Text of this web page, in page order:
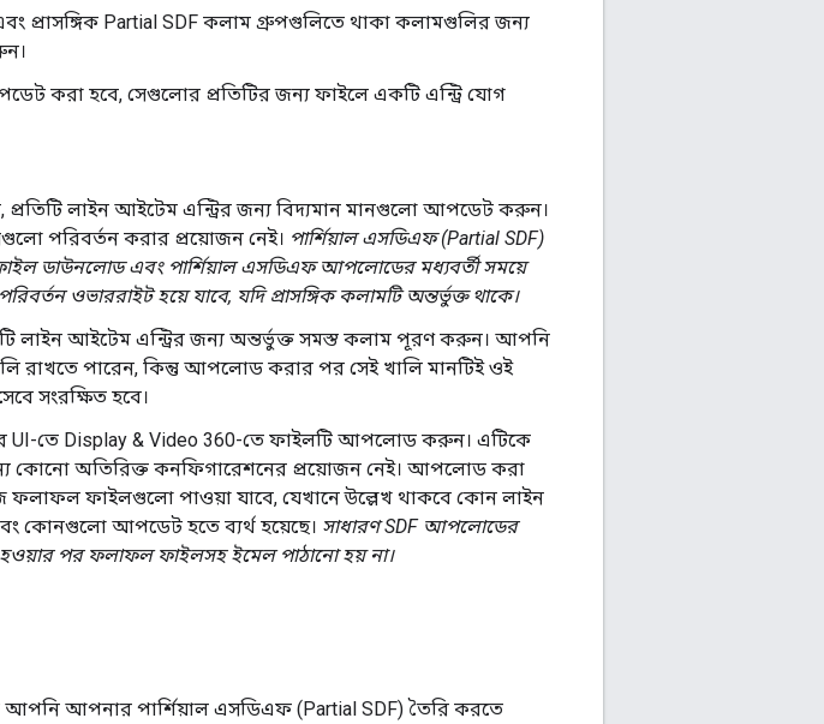
প্রাসঙ্গিক Partial SDF কলাম গ্রুপগুলিতে থাকা কলামগুলির জন্য
করা হবে, সেগুলোর প্রতিটির জন্য ফাইলে একটি এন্ট্রি যোগ
লাইন আইটেম এন্ট্রির জন্য বিদ্যমান মানগুলো আপডেট করুন।
পরিবর্তন করার প্রয়োজন নেই। পার্শিয়াল এসডিএফ (Partial SDF)
ডাউনলোড এবং পার্শিয়াল এসডিএফ আপলোডের মধ্যবর্তী সময়ে
ওভাররাইট হয়ে যাবে, যদি প্রাসঙ্গিক কলামটি অন্তর্ভুক্ত থাকে।
লাইন আইটেম এন্ট্রির জন্য অন্তর্ভুক্ত সমস্ত কলাম পূরণ করুন। আপনি
রাখতে পারেন, কিন্তু আপলোড করার পর সেই খালি মানটিই ওই
সংরক্ষিত হবে।
UI-তে Display & Video 360-তে ফাইলটি আপলোড করুন। এটিকে
কোনো অতিরিক্ত কনফিগারেশনের প্রয়োজন নেই। আপলোড করা
ফলাফল ফাইলগুলো পাওয়া যাবে, যেখানে উল্লেখ থাকবে কোন লাইন
কোনগুলো আপডেট হতে ব্যর্থ হয়েছে। সাধারণ SDF আপলোডের
পর ফলাফল ফাইলসহ ইমেল পাঠানো হয় না।
আপনি আপনার পার্শিয়াল এসডিএফ (Partial SDF) তৈরি করতে